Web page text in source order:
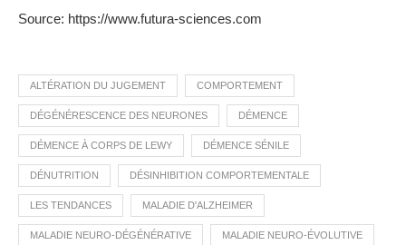
Source: https://www.futura-sciences.com
ALTÉRATION DU JUGEMENT COMPORTEMENT
DÉGÉNÉRESCENCE DES NEURONES DÉMENCE
DÉMENCE À CORPS DE LEWY DÉMENCE SÉNILE
DÉNUTRITION DÉSINHIBITION COMPORTEMENTALE
LES TENDANCES MALADIE D'ALZHEIMER
MALADIE NEURO-DÉGÉNÉRATIVE MALADIE NEURO-ÉVOLUTIVE